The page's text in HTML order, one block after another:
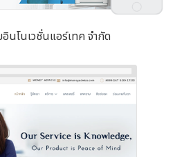
นโนเวชั่นแอร์เทค จำกัด